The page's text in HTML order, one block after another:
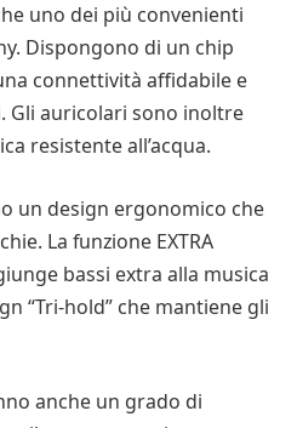
uno dei più convenienti
Dispongono di un chip
connettività affidabile e
Gli auricolari sono inoltre
resistente all’acqua.
un design ergonomico che
La funzione EXTRA
bassi extra alla musica
“Tri-hold” che mantiene gli
anche un grado di